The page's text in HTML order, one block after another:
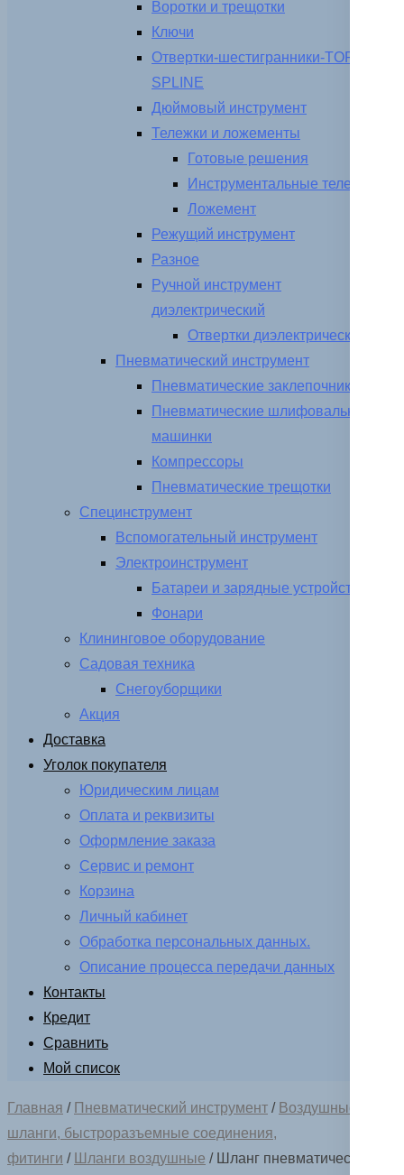
Воротки и трещотки
Ключи
Отвертки-шестигранники-TORX-
SPLINE
Дюймовый инструмент
Тележки и ложементы
Готовые решения
Инструментальные тележки
Ложемент
Режущий инструмент
Разное
Ручной инструмент
диэлектрический
Отвертки диэлектрические
Пневматический инструмент
Пневматические заклепочники
Пневматические шлифовальные
машинки
Компрессоры
Пневматические трещотки
Специнструмент
Вспомогательный инструмент
Электроинструмент
Батареи и зарядные устройства
Фонари
Клининговое оборудование
Садовая техника
Снегоуборщики
Акция
Доставка
Уголок покупателя
Юридическим лицам
Оплата и реквизиты
Оформление заказа
Сервис и ремонт
Корзина
Личный кабинет
Обработка персональных данных.
Описание процесса передачи данных
Контакты
Кредит
Сравнить
Мой список
Главная / Пневматический инструмент / Воздушные
шланги, быстроразъемные соединения,
фитинги / Шланги воздушные / Шланг пневматический